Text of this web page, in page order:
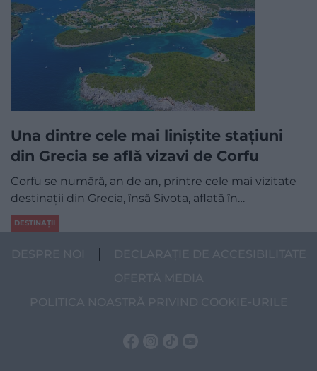
Una dintre cele mai liniștite stațiuni
din Grecia se află vizavi de Corfu
Corfu se numără, an de an, printre cele mai vizitate
destinații din Grecia, însă Sivota, aflată în…
DESTINAȚII